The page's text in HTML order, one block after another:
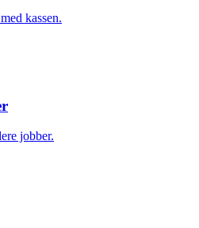
kassen.
jobber.